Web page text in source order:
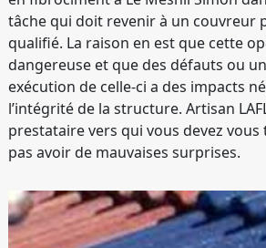
tâche qui doit revenir à un couvreur
qualifié. La raison en est que cette
dangereuse et que des défauts ou
exécution de celle-ci a des impacts
l’intégrité de la structure. Artisan
prestataire vers qui vous devez
pas avoir de mauvaises surprises.